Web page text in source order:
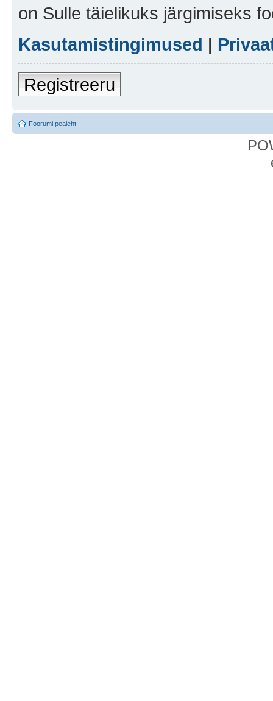
on Sulle täielikuks järgimiseks
Kasutamistingimused |
Registreeru
Foorumi pealeht